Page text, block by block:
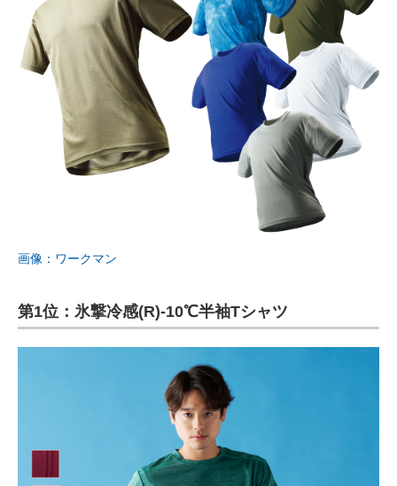
画像：ワークマン
第1位：氷撃冷感(R)-10℃半袖Tシャツ